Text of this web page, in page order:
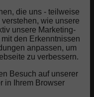
die uns - teilweise
wie unsere
unsere Marketing-
den Erkenntnissen
anpassen, um
zu verbessern.
Besuch auf unserer
in Ihrem Browser